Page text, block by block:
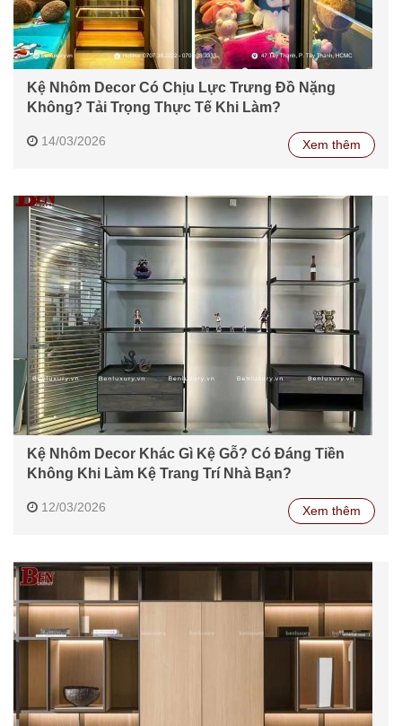
Kệ Nhôm Decor Có Chịu Lực Trưng Đồ Nặng
Không? Tải Trọng Thực Tế Khi Làm?
14/03/2026 Xem thêm
Kệ Nhôm Decor Khác Gì Kệ Gỗ? Có Đáng Tiền
Không Khi Làm Kệ Trang Trí Nhà Bạn?
12/03/2026 Xem thêm